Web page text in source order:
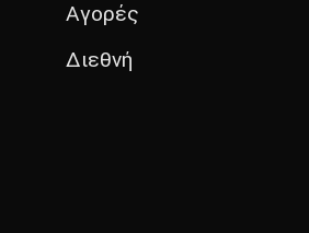
Αγορές
Διεθνή